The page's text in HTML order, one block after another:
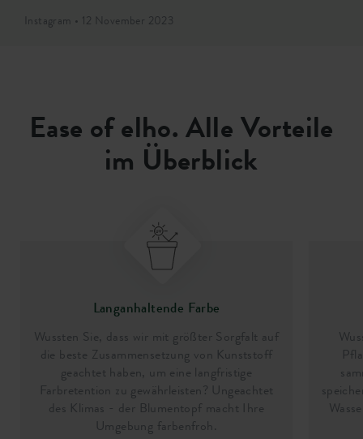
Instagram • 12 November 2023
Ease of elho. Alle Vorteile
im Überblick
Langanhaltende Farbe
Wussten Sie, dass wir mit größter Sorgfalt auf
die beste Zusammensetzung von Kunststoff
geachtet haben, um eine langfristige
Farbretention zu gewährleisten? Ungeachtet
des Klimas - der Blumentopf macht Ihre
Umgebung farbenfroh.